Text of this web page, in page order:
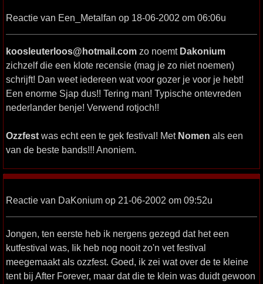
Reactie van Een_Metalfan op 18-06-2002 om 06:06u
koosleuterloos@hotmail.com zo noemt Dakonium
zichzelf die een klote recensie (mag je zo niet noemen)
schrijft! Dan weet iedereen wat voor gozer je voor je hebt!
Een enorme Sjap dus!! Tering man! Typische ontevreden
nederlander benje! Verwend rotjoch!!
Ozzfest was echt een te gek festival! Met Nomen als een
van de beste bands!!! Anoniem.
Reactie van DaKonium op 21-06-2002 om 09:52u
Jongen, ten eerste heb ik nergens gezegd dat het een
kutfestival was, Iik heb nog nooit zo'n vet festival
meegemaakt als ozzfest. Goed, ik zei wat over de te kleine
tent bij After Forever, maar dat die te klein was duidt gewoon